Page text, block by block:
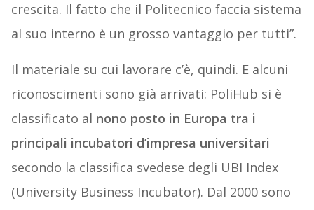
crescita. Il fatto che il Politecnico faccia sistema
al suo interno è un grosso vantaggio per tutti”.
Il materiale su cui lavorare c’è, quindi. E alcuni
riconoscimenti sono già arrivati: PoliHub si è
classificato al nono posto in Europa tra i
principali incubatori d’impresa universitari
secondo la classifica svedese degli UBI Index
(University Business Incubator). Dal 2000 sono